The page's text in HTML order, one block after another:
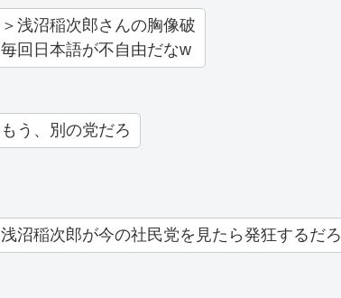
＞浅沼稲次郎さんの胸像破
毎回日本語が不自由だなw
もう、別の党だろ
浅沼稲次郎が今の社民党を見たら発狂するだろ